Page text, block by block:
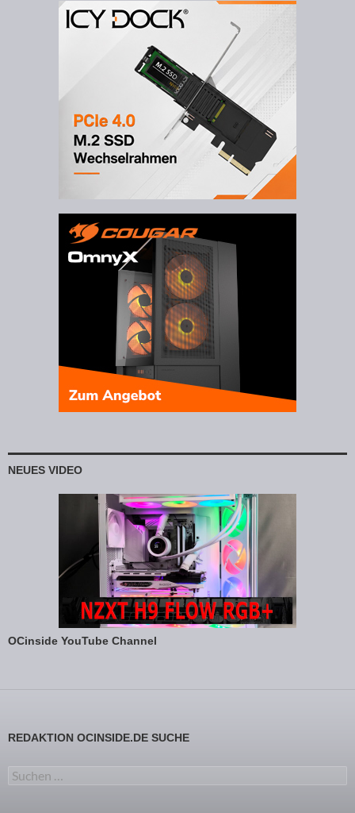
NEUES VIDEO
OCinside YouTube Channel
REDAKTION OCINSIDE.DE SUCHE
Suchen nach: